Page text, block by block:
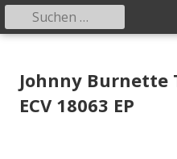
zum
Inhalt
Primäres
Suchen
nach:
Johnny Burnette
ECV 18063 EP